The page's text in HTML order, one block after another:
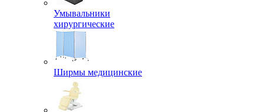
Умывальники
хирургические
Ширмы медицинские